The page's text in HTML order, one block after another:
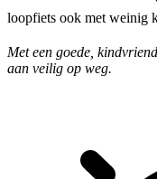
loopfiets ook met weinig
Met een goede,
aan veilig op weg.